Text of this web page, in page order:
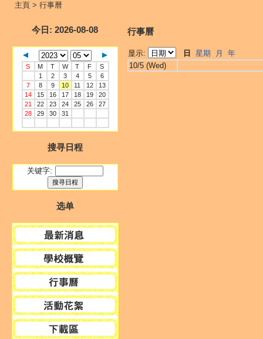
主頁 > 行事曆
今日 : 2026-08-08
S M T W T F
S
1
2 3 4 5
6
7
8 9 10 11 12
13
14
15 16 17 18 19
20
21
22 23 24 25 26
27
28
29 30 31
搜寻日程
关键字:
选单
行事曆
显示: 日 星期 月
年
10/5 (Wed)